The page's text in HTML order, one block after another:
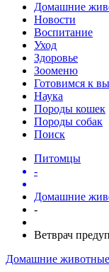
Домашние
Новости
Воспитание
Уход
Здоровье
Зооменю
Готовимся к
Наука
Породы кошек
Породы собак
Поиск
Питомцы
-
Домашние
-
Ветврач
Домашние животные